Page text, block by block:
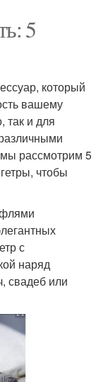
5
который
вашему
так и для
рассмотрим 5
чтобы
с
наряд
свадеб или